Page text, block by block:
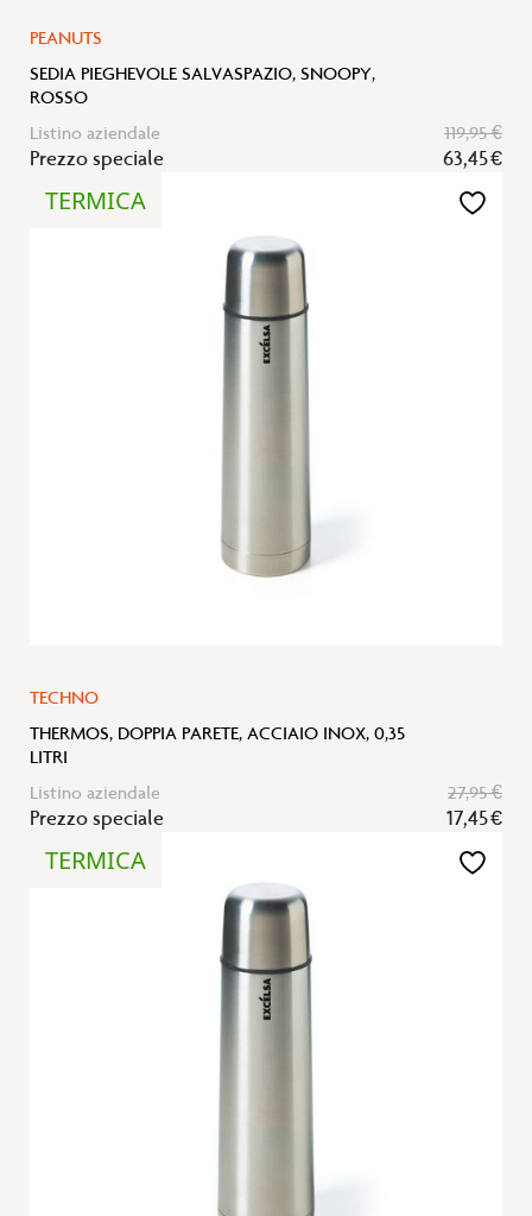
PEANUTS
SEDIA PIEGHEVOLE SALVASPAZIO, SNOOPY,
ROSSO
Listino aziendale
119,95 €
Prezzo speciale 63,45 €
TERMICA
TECHNO
THERMOS, DOPPIA PARETE, ACCIAIO INOX, 0,35
LITRI
Listino aziendale
27,95 €
Prezzo speciale 17,45 €
Aggiungi
TERMICA Aggiungi